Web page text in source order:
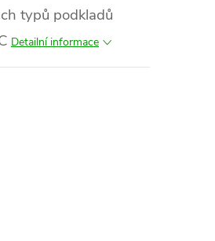
typů podkladů
Detailní informace